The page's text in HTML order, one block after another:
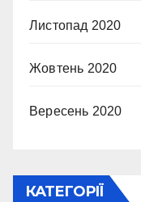
Листопад 2020
Жовтень 2020
Вересень 2020
КАТЕГОРІЇ